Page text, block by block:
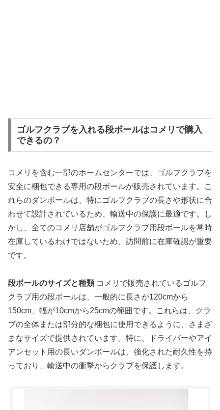
ゴルフクラブを入れる段ボールはコメリで購入
できるの？
コメリを含む一部のホームセンターでは、ゴルフクラブを
安全に梱包できる専用の段ボールが販売されています。こ
れらのダンボールは、特にゴルフクラブの長さや形状に合
わせて設計されているため、輸送中の保護に最適です。し
かし、全てのコメリ店舗がゴルフクラブ用段ボールを常時
在庫しているわけではないため、訪問前に在庫確認が重要
です。
段ボールのサイズと種類コメリで販売されているゴルフ
クラブ用の段ボールは、一般的に長さが120cmから
150cm、幅が10cmから25cmの範囲です。これらは、クラ
ブの全体または部分的な梱包に使用できるように、さまざ
まなサイズで提供されています。特に、ドライバーやアイ
アンセット用の長いダンボールは、強化された耐久性を持
っており、輸送中の衝撃からクラブを保護します。